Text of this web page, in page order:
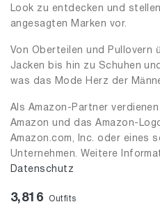
Look zu entdecken und
angesagten Marken vor.
Von Oberteilen und Pullovern
Jacken bis hin zu Schuhen
was das Mode Herz der
Als Amazon-Partner
Amazon und das Amazon-
Amazon.com, Inc. oder eines
Unternehmen. Weitere
Datenschutz
3,816 Outfits